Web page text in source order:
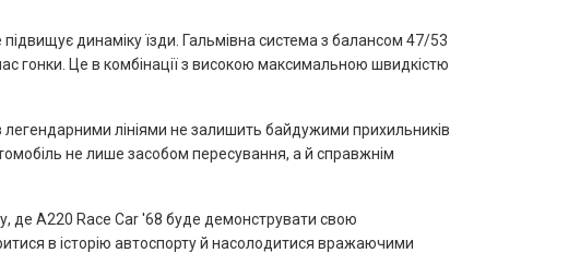
динаміку їзди. Гальмівна система з балансом 47/53
гонки. Це в комбінації з високою максимальною швидкістю
лініями не залишить байдужими прихильників
не лише засобом пересування, а й справжнім
де A220 Race Car '68 буде демонструвати свою
в історію автоспорту й насолодитися вражаючими